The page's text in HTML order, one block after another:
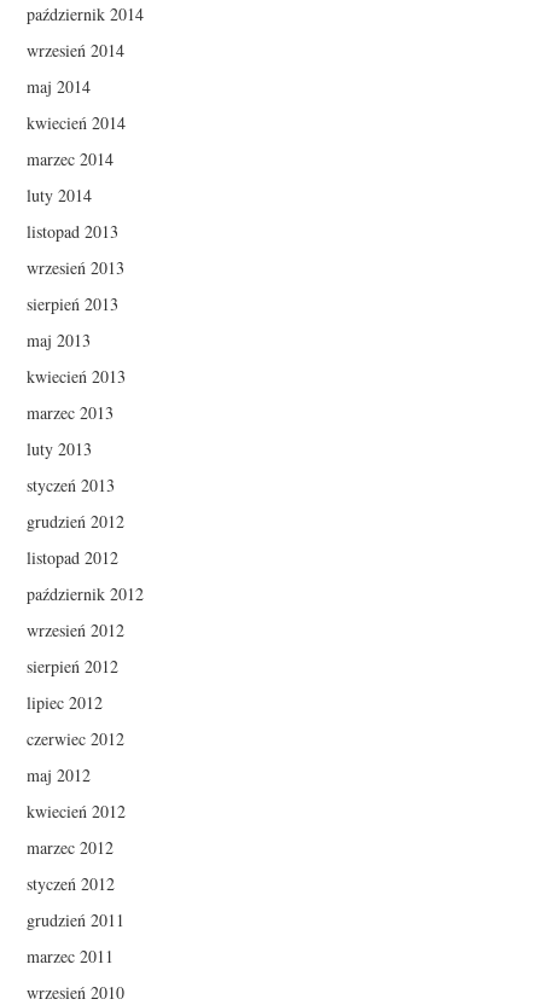
październik 2014
wrzesień 2014
maj 2014
kwiecień 2014
marzec 2014
luty 2014
listopad 2013
wrzesień 2013
sierpień 2013
maj 2013
kwiecień 2013
marzec 2013
luty 2013
styczeń 2013
grudzień 2012
listopad 2012
październik 2012
wrzesień 2012
sierpień 2012
lipiec 2012
czerwiec 2012
maj 2012
kwiecień 2012
marzec 2012
styczeń 2012
grudzień 2011
marzec 2011
wrzesień 2010